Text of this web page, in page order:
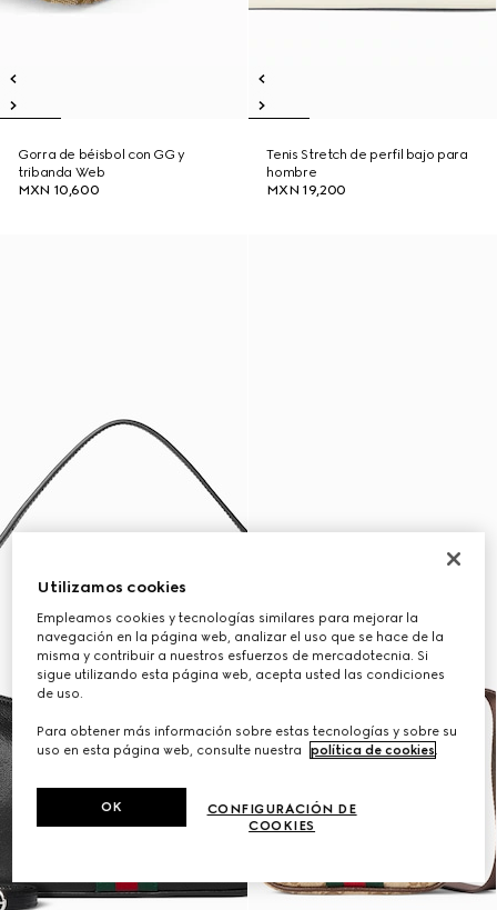
Gorra de béisbol con GG y
tribanda Web
MXN 10,600
Tenis Stretch de perfil bajo para
hombre
MXN 19,200
Utilizamos cookies
Empleamos cookies y tecnologías similares para mejorar la
navegación en la página web, analizar el uso que se hace de la
misma y contribuir a nuestros esfuerzos de mercadotecnia. Si
sigue utilizando esta página web, acepta usted las condiciones
de uso.
Para obtener más información sobre estas tecnologías y sobre su
uso en esta página web, consulte nuestra
política de cookies.
CONFIGURACIÓN DE
COOKIES
OK